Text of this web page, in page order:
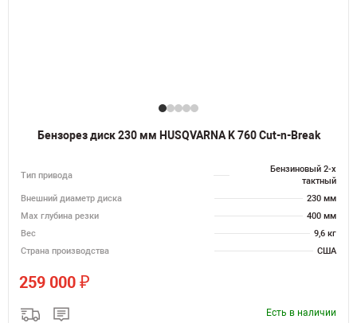
Бензорез диск 230 мм HUSQVARNA K 760 Cut-n-Break
Тип привода
Бензиновый 2-х
тактный
Внешний диаметр диска
230 мм
Max глубина резки
400 мм
Вес
9,6 кг
Страна производства
США
259 000 ₽
Есть в наличии